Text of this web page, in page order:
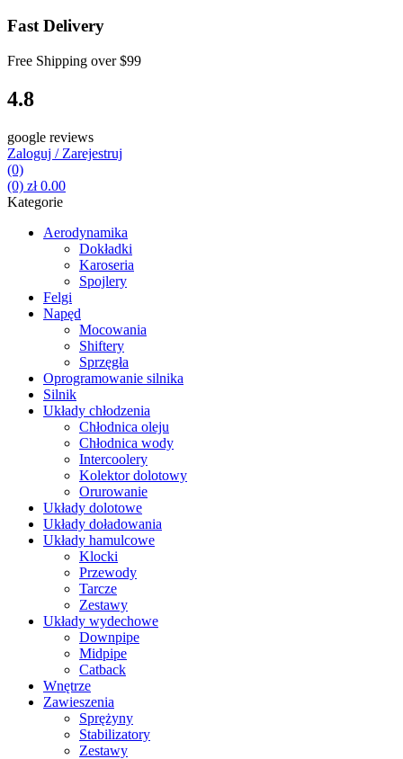
Fast Delivery
Free Shipping over$99
4.8
google reviews
Zaloguj / Zarejestruj
(0)
(0) zł0.00
Kategorie
Aerodynamika
Dokładki
Karoseria
Spojlery
Felgi
Napęd
Mocowania
Shiftery
Sprzęgła
Oprogramowanie silnika
Silnik
Układy chłodzenia
Chłodnica oleju
Chłodnica wody
Intercoolery
Kolektor dolotowy
Orurowanie
Układy dolotowe
Układy doładowania
Układy hamulcowe
Klocki
Przewody
Tarcze
Zestawy
Układy wydechowe
Downpipe
Midpipe
Catback
Wnętrze
Zawieszenia
Sprężyny
Stabilizatory
Zestawy